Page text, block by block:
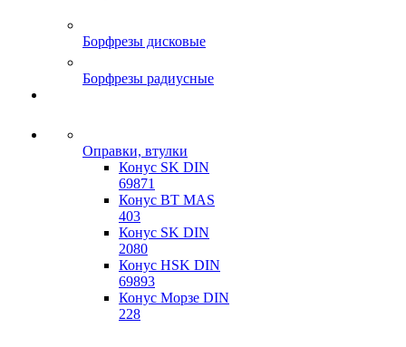
Борфрезы дисковые
Борфрезы радиусные
Оправки, втулки
Конус SK DIN
69871
Конус BT MAS
403
Конус SK DIN
2080
Конус HSK DIN
69893
Конус Морзе DIN
228